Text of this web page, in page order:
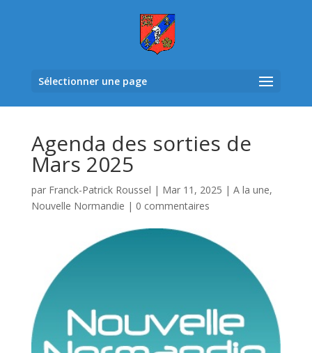
Sélectionner une page
Agenda des sorties de
Mars 2025
par Franck-Patrick Roussel | Mar 11, 2025 | A la une,
Nouvelle Normandie | 0 commentaires